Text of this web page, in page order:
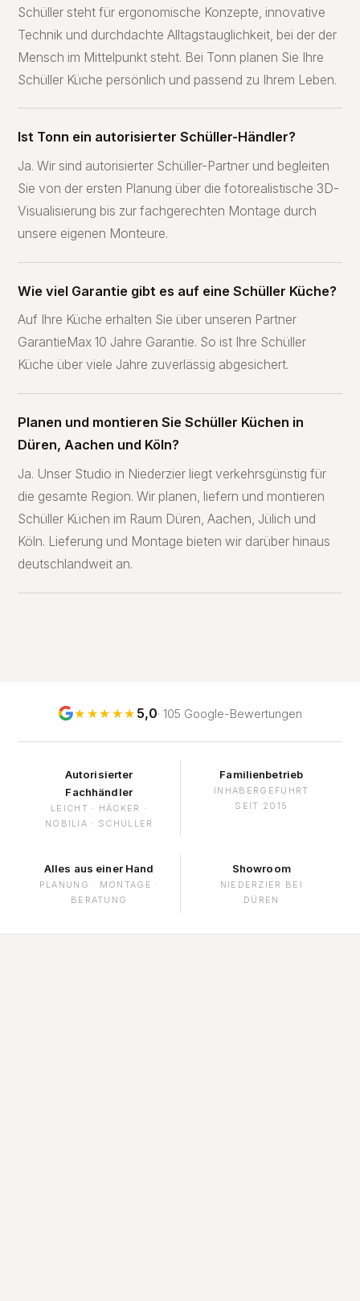
Schüller steht für ergonomische Konzepte, innovative
Technik und durchdachte Alltagstauglichkeit, bei der der
Mensch im Mittelpunkt steht. Bei Tonn planen Sie Ihre
Schüller Küche persönlich und passend zu Ihrem Leben.
Ist Tonn ein autorisierter Schüller-Händler?
Ja. Wir sind autorisierter Schüller-Partner und begleiten
Sie von der ersten Planung über die fotorealistische 3D-
Visualisierung bis zur fachgerechten Montage durch
unsere eigenen Monteure.
Wie viel Garantie gibt es auf eine Schüller Küche?
Auf Ihre Küche erhalten Sie über unseren Partner
GarantieMax 10 Jahre Garantie. So ist Ihre Schüller
Küche über viele Jahre zuverlässig abgesichert.
Planen und montieren Sie Schüller Küchen in
Düren, Aachen und Köln?
Ja. Unser Studio in Niederzier liegt verkehrsgünstig für
die gesamte Region. Wir planen, liefern und montieren
Schüller Küchen im Raum Düren, Aachen, Jülich und
Köln. Lieferung und Montage bieten wir darüber hinaus
deutschlandweit an.
★★★★★ 5,0· 105 Google-Bewertungen
Autorisierter
Fachhändler
LEICHT · HÄCKER ·
NOBILIA · SCHÜLLER
Familienbetrieb
INHABERGEFÜHRT
SEIT 2015
Alles aus einer Hand
PLANUNG · MONTAGE ·
BERATUNG
Showroom
NIEDERZIER BEI
DÜREN